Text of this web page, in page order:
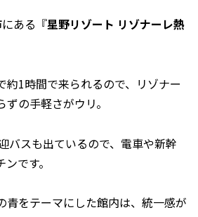
ある『星野リゾート リゾナーレ熱
約1時間で来られるので、リゾナー
の手軽さがウリ。
バスも出ているので、電車や新幹
です。
青をテーマにした館内は、統一感が